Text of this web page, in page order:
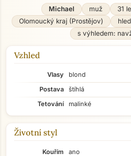
Michael muž 31
Olomoucký kraj (Prostějov)
s výhledem:
Vzhled
Vlasy
blond
Postava
štíhlá
Tetování
malinké
Životní styl
Kouřím ano